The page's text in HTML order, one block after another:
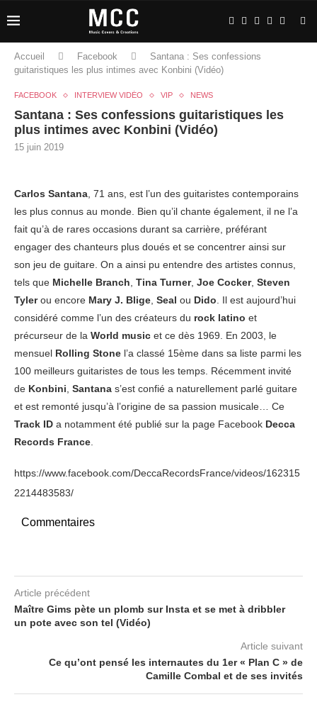
Accueil Facebook
Santana : Ses confessions
guitaristiques les plus intimes avec Konbini (Vidéo)
FACEBOOK INTERVIEW VIDÉO VIP NEWS
Santana : Ses confessions guitaristiques les
plus intimes avec Konbini (Vidéo)
15 juin 2019
Carlos Santana , 71 ans, est l’un des guitaristes contemporains
les plus connus au monde. Bien qu’il chante également, il ne l’a
fait qu’à de rares occasions durant sa carrière, préférant
engager des chanteurs plus doués et se concentrer ainsi sur
son jeu de guitare. On a ainsi pu entendre des artistes connus,
tels que Michelle Branch Tina Turner, Joe Cocker, Steven
Tylerou encore Mary J. Blige Seal ou Dido . Il est aujourd’hui
considéré comme l’un des créateurs du rock latino et
précurseur de la World music et ce dès 1969. En 2003, le
mensuel Rolling Stone l’a classé 15ème dans sa liste parmi les
100 meilleurs guitaristes de tous les temps. Récemment invité
de Konbini Santana s’est confié a naturellement parlé guitare
et est remonté jusqu’à l’origine de sa passion musicale… Ce
Track ID a notamment été publié sur la page Facebook Decca
Records France
https://www.facebook.com/DeccaRecordsFrance/videos/162315
2214483583/
Commentaires
Article précédent
Maître Gims pète un plomb sur Insta et se met à dribbler
un pote avec son tel (Vidéo)
Article suivant
Ce qu’ont pensé les internautes du 1er « Plan C » de
Camille Combal et de ses invités